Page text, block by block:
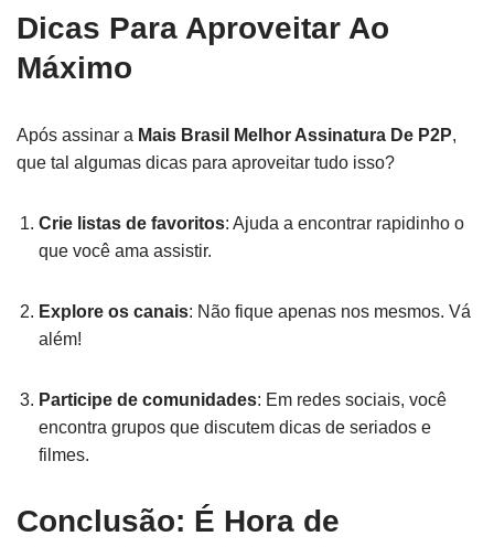
Dicas Para Aproveitar Ao
Máximo
Após assinar a Mais Brasil Melhor Assinatura De P2P,
que tal algumas dicas para aproveitar tudo isso?
Crie listas de favoritos: Ajuda a encontrar rapidinho o
que você ama assistir.
Explore os canais: Não fique apenas nos mesmos. Vá
além!
Participe de comunidades: Em redes sociais, você
encontra grupos que discutem dicas de seriados e
filmes.
Conclusão: É Hora de